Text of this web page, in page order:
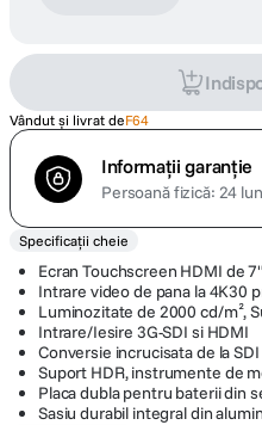
Vândut și livrat deF64
Informații garanție
Persoană fizică: 24
Specificații cheie
Ecran Touchscreen HDMI de
Intrare video de pana la 4K30
Luminozitate de 2000 cd/m²,
Intrare/Iesire 3G-SDI si HDMI
Conversie incrucisata de la
Suport HDR, instrumente de
Placa dubla pentru baterii din
Sasiu durabil integral din